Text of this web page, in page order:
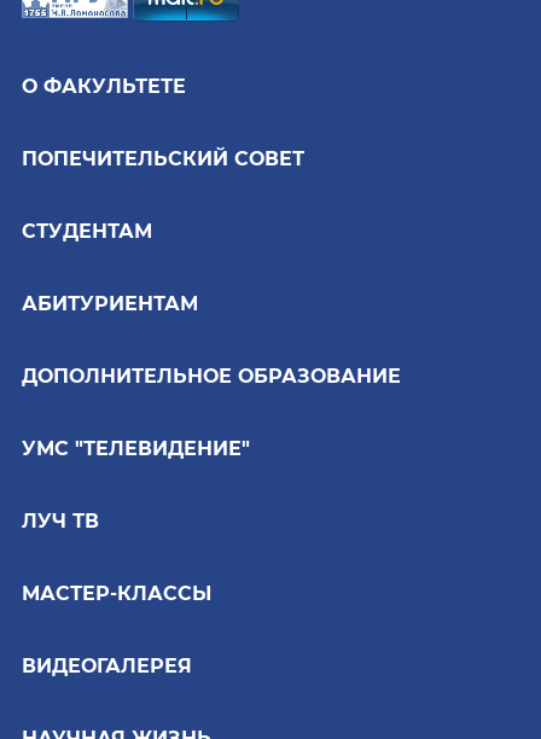
О ФАКУЛЬТЕТЕ
ПОПЕЧИТЕЛЬСКИЙ СОВЕТ
СТУДЕНТАМ
АБИТУРИЕНТАМ
ДОПОЛНИТЕЛЬНОЕ ОБРАЗОВАНИЕ
УМС "ТЕЛЕВИДЕНИЕ"
ЛУЧ ТВ
МАСТЕР-КЛАССЫ
ВИДЕОГАЛЕРЕЯ